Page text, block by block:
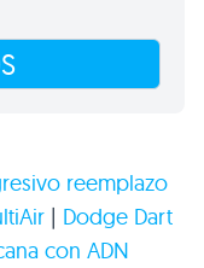
reemplazo
| Dodge Dart
con ADN